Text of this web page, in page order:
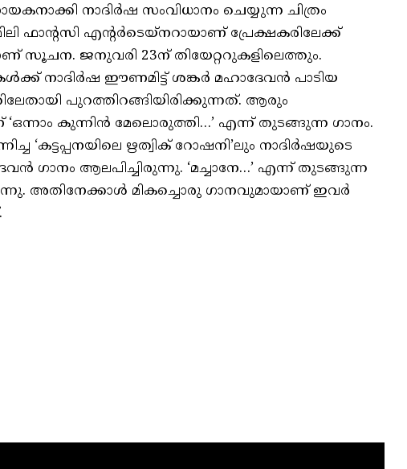
നാദിർഷ സംവിധാനം ചെയ്യുന്ന ചിത്രം
ഫാന്‍റസി എൻ്റർടെയ്നറായാണ് പ്രേക്ഷകരിലേക്ക്
സൂചന. ജനുവരി 23ന് തിയേറ്ററുകളിലെത്തും.
നാദിർഷ ഈണമിട്ട് ശങ്കർ മഹാദേവൻ പാടിയ
പുറത്തിറങ്ങിയിരിക്കുന്നത്. ആരും
കുന്നിൻ മേലൊരുത്തി…’ എന്ന് തുടങ്ങുന്ന ഗാനം.
‘കട്ടപ്പനയിലെ ഋത്വിക് റോഷനി’ലും നാദിര്‍ഷയുടെ
ഗാനം ആലപിച്ചിരുന്നു. ‘മച്ചാനേ…’ എന്ന് തുടങ്ങുന്ന
അതിനേക്കാള്‍ മികച്ചൊരു ഗാനവുമായാണ് ഇവർ